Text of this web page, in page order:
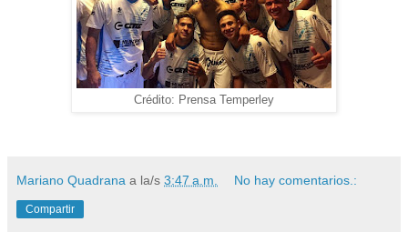
Crédito: Prensa Temperley
Mariano Quadrana a la/s 3:47 a.m. No hay comentarios.:
Compartir